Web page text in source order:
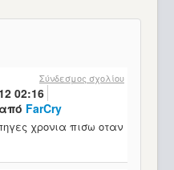
Σύνδεσμος σχολίου
02:16
FarCry
χρονια πισω οταν